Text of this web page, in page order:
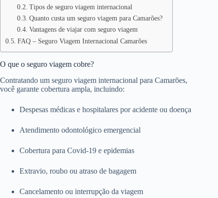
Tipos de seguro viagem internacional
Quanto custa um seguro viagem para Camarões?
Vantagens de viajar com seguro viagem
FAQ – Seguro Viagem Internacional Camarões
O que o seguro viagem cobre?
Contratando um seguro viagem internacional para Camarões,
você garante cobertura ampla, incluindo:
Despesas médicas e hospitalares por acidente ou doença
Atendimento odontológico emergencial
Cobertura para Covid-19 e epidemias
Extravio, roubo ou atraso de bagagem
Cancelamento ou interrupção da viagem